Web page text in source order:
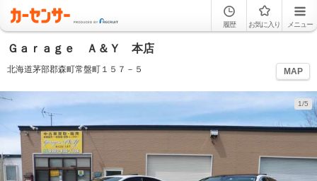
履歴 お気に入り メニュー
Ｇａｒａｇｅ Ａ＆Ｙ 本店
北海道茅部郡森町常盤町１５７－５ MAP
1/5